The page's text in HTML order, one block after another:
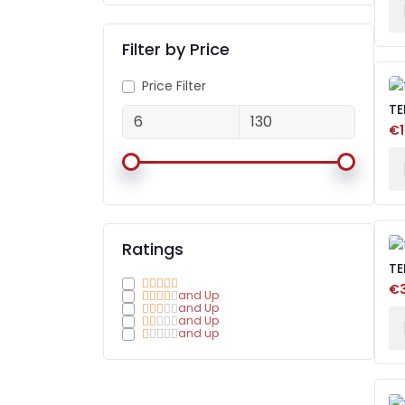
Filter by Price
Price Filter
Ratings
and Up
and Up
and Up
and up